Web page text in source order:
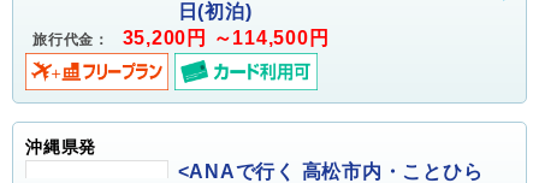
日(初泊)
旅行代金： 35,200円 ～114,500円
沖縄県発
<ANAで行く 高松市内・ことひら